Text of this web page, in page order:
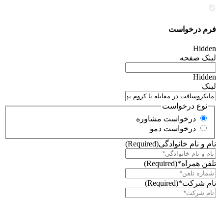
فرم درخواست
Hidden
لینک صفحه
Hidden
لینک
نوع درخواست
درخواست مشاوره
درخواست دمو
نام و نام خانوادگی(Required)
تلفن همراه*(Required)
نام شرکت*(Required)